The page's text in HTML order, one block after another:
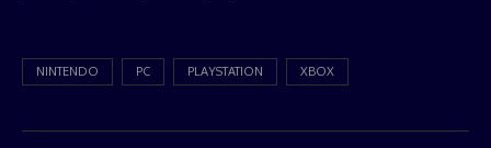
NINTENDO PC PLAYSTATION XBOX